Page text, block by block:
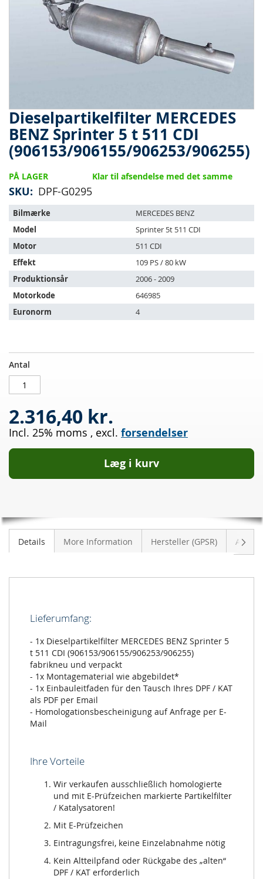
Dieselpartikelfilter MERCEDES
BENZ Sprinter 5 t 511 CDI
(906153/906155/906253/906255)
PÅ LAGER
SKU DPF-G0295
Klar til afsendelse med det samme
Varen
passer
til
følgende
køretøjer:
Bilmærke
MERCEDES BENZ
Model
Sprinter 5t 511 CDI
Motor
511 CDI
Effekt
109 PS / 80 kW
Produktionsår
2006 - 2009
Motorkode
646985
Euronorm
4
Dieselpartikelfilter
MERCEDES
BENZ
5
t
511
CDI
(906153/906155/906253/906255)
PÅ
LAGER
Antal
2.316,40 kr.
Incl. 25% moms , excl. forsendelser
Læg i kurv
Gå
til
starten
af
billedgalleriet
Details More Information Hersteller (GPSR)
Lieferumfang:
- 1x Dieselpartikelfilter MERCEDES BENZ Sprinter 5
t 511 CDI (906153/906155/906253/906255)
fabrikneu und verpackt
- 1x Montagematerial wie abgebildet*
- 1x Einbauleitfaden für den Tausch Ihres DPF / KAT
als PDF per Email
- Homologationsbescheinigung auf Anfrage per E-
Mail
Ihre Vorteile
Wir verkaufen ausschließlich homologierte
und mit E-Prüfzeichen markierte Partikelfilter
/ Katalysatoren!
Mit E-Prüfzeichen
Eintragungsfrei, keine Einzelabnahme nötig
Kein Altteilpfand oder Rückgabe des „alten“
DPF / KAT erforderlich